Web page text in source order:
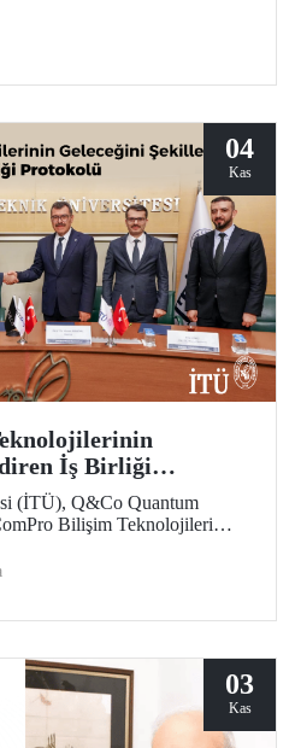
04
Kas
İş Birliği
(İTÜ), Q&Co Quantum
Bilişim Teknolojileri
Protokolü” imzalandı.
03
Kas